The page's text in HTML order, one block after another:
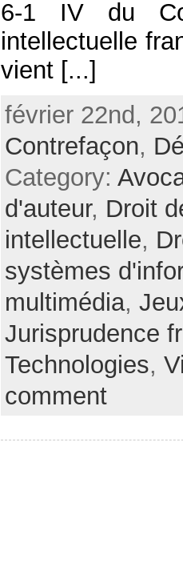
6-1 IV du
intellectuelle
vient [...]
février 22nd,
Contrefaçon,
Category:
d'auteur, Droit
intellectuelle,
systèmes
multimédia,
Jurisprudence
Technologies,
comment